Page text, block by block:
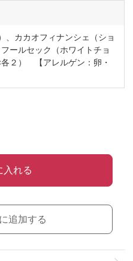
、カカオフィナンシェ（ショ
ールセック（ホワイトチョ
２） 【アレルゲン：卵・
入れる
追加する